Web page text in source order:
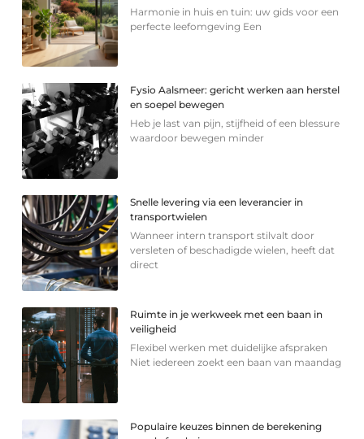
Harmonie in huis en tuin: uw gids voor een
perfecte leefomgeving Een
Fysio Aalsmeer: gericht werken aan herstel
en soepel bewegen
Heb je last van pijn, stijfheid of een blessure
waardoor bewegen minder
Snelle levering via een leverancier in
transportwielen
Wanneer intern transport stilvalt door
versleten of beschadigde wielen, heeft dat
direct
Ruimte in je werkweek met een baan in
veiligheid
Flexibel werken met duidelijke afspraken
Niet iedereen zoekt een baan van maandag
Populaire keuzes binnen de berekening